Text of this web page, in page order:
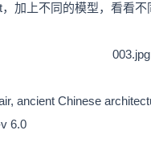
加上不同的模型，看看
ancient Chinese
6.0